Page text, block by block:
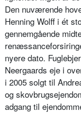
Den nuværende
Henning Wolff i ét
gennemgående
nyere dato.
Neergaards eje i
i 2005 solgt til
og
adgang til